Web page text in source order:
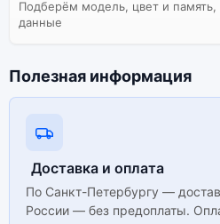
Подберём модель, цвет и
данные
Полезная информация
Доставка и оплата
По Санкт-Петербургу —
России — без предоплаты.